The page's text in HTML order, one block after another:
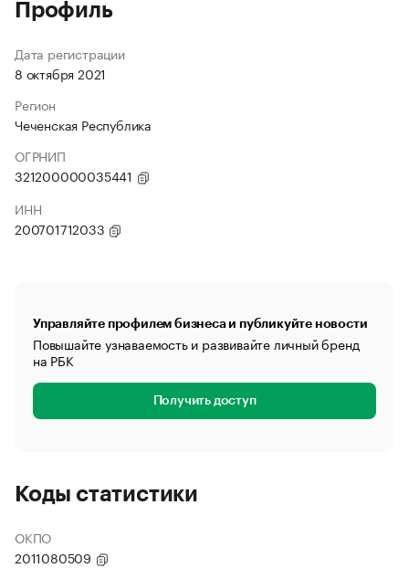
Профиль
Дата регистрации
8 октября 2021
Регион
Чеченская Республика
ОГРНИП
321200000035441
ИНН
200701712033
Управляйте профилем бизнеса и публикуйте новости
Повышайте узнаваемость и развивайте личный бренд
на РБК
Получить доступ
Коды статистики
ОКПО
2011080509